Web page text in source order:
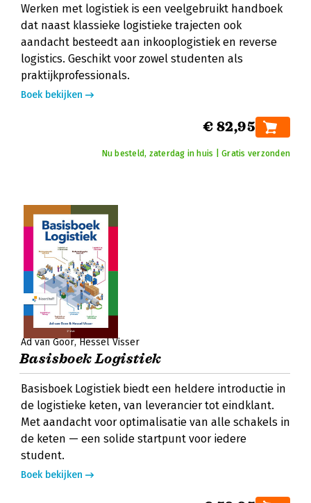
Werken met logistiek is een veelgebruikt handboek
dat naast klassieke logistieke trajecten ook
aandacht besteedt aan inkooplogistiek en reverse
logistics. Geschikt voor zowel studenten als
praktijkprofessionals.
Boek bekijken
€ 82,95
Nu besteld, zaterdag in huis | Gratis verzonden
Ad van Goor Hessel Visser
Basisboek Logistiek
Basisboek Logistiek biedt een heldere introductie in
de logistieke keten, van leverancier tot eindklant.
Met aandacht voor optimalisatie van alle schakels in
de keten — een solide startpunt voor iedere
student.
Boek bekijken